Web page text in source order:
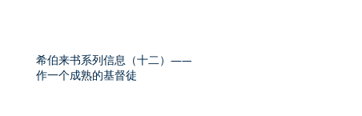
希伯来书系列信息（十二）——
作一个成熟的基督徒